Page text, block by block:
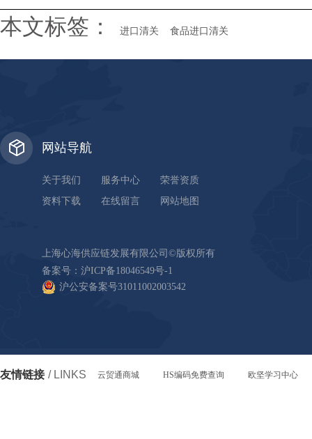
本文标签： 进口清关 食品进口清关
网站导航
关于我们 服务中心
荣誉资质
资料下载
在线留言 网站地图
上海心海供应链发展有限公司©版权所有
备案号： 沪ICP备18046549号-1
沪公安备案号31011002003542
友情链接 / LINKS 云贸通商城 HS编码免费查询 欧坚学习中心